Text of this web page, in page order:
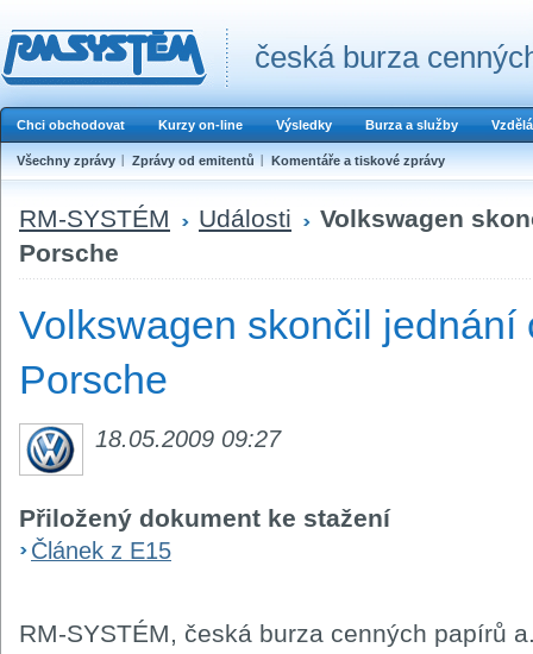
česká burza
Chci obchodovat Kurzy on-line Výsledky Burza a služby
Všechny zprávy Zprávy od emitentů Komentáře a tiskové zprávy
RM-SYSTÉM Události
Volkswagen
Porsche
Volkswagen skončil jednání
Porsche
18.05.2009 09:27
Přiložený dokument ke stažení
Článek z E15
RM-SYSTÉM, česká burza cenných papírů